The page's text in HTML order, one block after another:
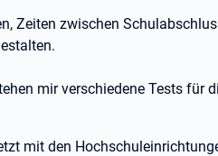
Zeiten zwischen
mir verschiedene Tests
mit den